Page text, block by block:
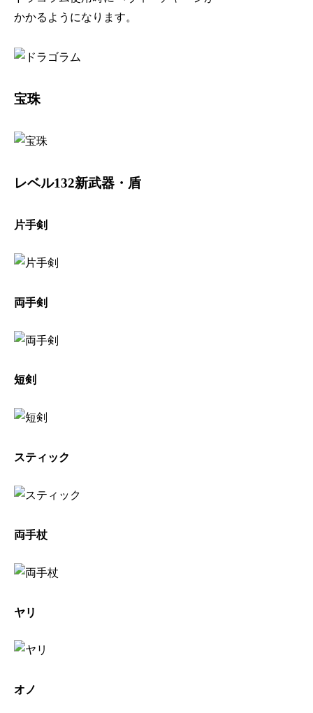
かかるようになります。
宝珠
レベル132新武器・盾
片手剣
両手剣
短剣
スティック
両手杖
ヤリ
オノ